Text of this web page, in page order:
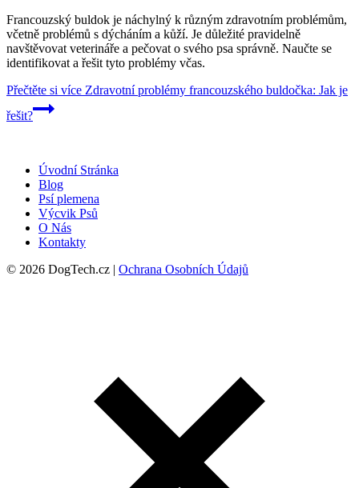
Francouzský buldok je náchylný k různým zdravotním problémům,
včetně problémů s dýcháním a kůží. Je důležité pravidelně
navštěvovat veterináře a pečovat o svého psa správně. Naučte se
identifikovat a řešit tyto problémy včas.
Přečtěte si více Zdravotní problémy francouzského buldočka: Jak je
řešit?
Úvodní Stránka
Blog
Psí plemena
Výcvik Psů
O Nás
Kontakty
© 2026 DogTech.cz | Ochrana Osobních Údajů